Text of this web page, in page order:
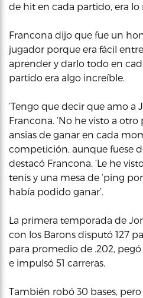
de hit en cada partido, era lo
Francona dijo que fue un
jugador porque era fácil
aprender y darlo todo en
partido era algo increíble.
‘Tengo que decir que amo a
Francona. ‘No he visto a
ansias de ganar en cada
competición, aunque fuese
destacó Francona. ‘Le he
tenis y una mesa de ‘ping
había podido ganar’.
La primera temporada de
con los Barons disputó 127
para promedio de .202,
e impulsó 51 carreras.
También robó 30 bases, pero